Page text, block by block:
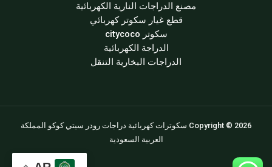
مصنع الدراجات النارية الكهربائية
قطع غيار سكوتر كهربائي
سكوتر citycoco
الدراجة الكهربائية
الدراجات البخارية التنقل
Copyright © 2026 سكوترات كهربائية دراجات رودر سيتي كوكو المملكة
العربية السعودية